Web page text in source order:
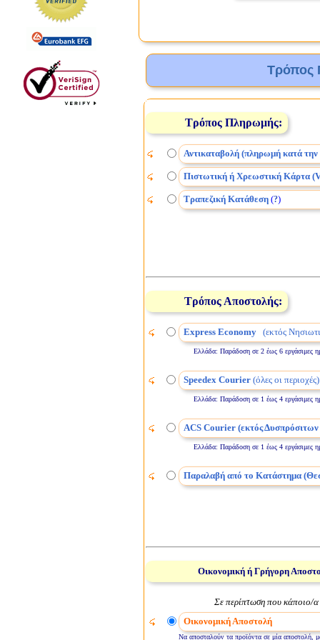
Τρόπος
Τρόπος Πληρωμής:
Αντικαταβολή (πληρωμή κατά
Πιστωτική ή Χρεωστική Κάρτα
Τραπεζική Κατάθεση(?)
Τρόπος Αποστολής:
Express Economy(εκτός
Ελλάδα: Παράδοση σε 2 έως 6 εργάσιμες
Speedex Courier(όλες οι περιοχές)
Ελλάδα: Παράδοση σε 1 έως 4 εργάσιμες
ACS Courier (εκτός
Ελλάδα: Παράδοση σε 1 έως 4 εργάσιμες
Παραλαβή από το Κατάστημα
Οικονομική ή Γρήγορη
Σε περίπτωση που κάποιο/α
Οικονομική Αποστολή
Να αποσταλούν τα προϊόντα σε μία αποστολή,